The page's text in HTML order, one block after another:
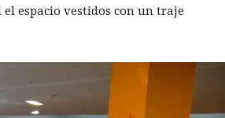
espacio vestidos con un traje